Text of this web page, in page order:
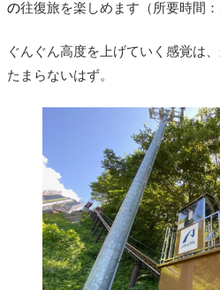
の往復旅を楽しめます（所要時間：
ぐんぐん高度を上げていく感覚は
たまらないはず。